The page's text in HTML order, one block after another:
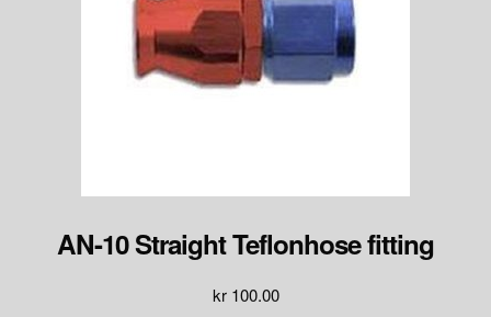
AN-10 Straight Teflonhose fitting
kr100.00